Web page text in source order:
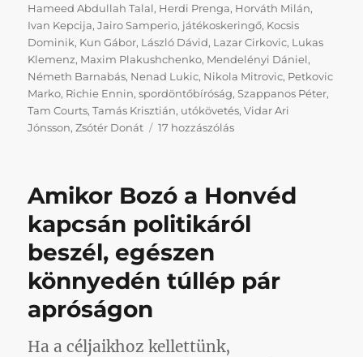
Hameed Abdullah Talal, Herdi Prenga, Horváth Milán,
Ivan Kepcija,Jairo Samperio, játékoskeringő, Kocsis
Dominik, Kun Gábor, László Dávid, Lazar Cirkovic, Lukas
Klemenz, Maxim Plakushchenko, Mendelényi Dániel,
Németh Barnabás, Nenad Lukic, Nikola Mitrovic, Petkovic
Marko, Richie Ennin,spordöntőbíróság,Szappanos Péter,
Tam Courts,Tamás Krisztián, utókövetés,Vidar Ari
Jónsson,Zsótér Donát 17 hozzászólásMi
kieső
nagyszerű
rész)
című
Amikor Bozó a Honvéd
kapcsán politikáról
beszél, egészen
könnyedén túllép pár
apróságon
Ha a céljaikhoz kellettünk,